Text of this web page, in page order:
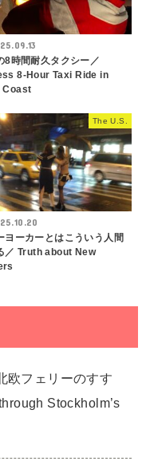
8時間耐久タクシー／
8-Hour Taxi Ride in
Coast
The U.S.
ヨーカーとはこういう人間
／ Truth about New
欧フェリーのすす
Stockholm’s